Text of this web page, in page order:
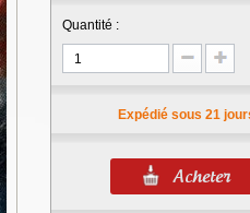
Quantité :
Expédié sous 21